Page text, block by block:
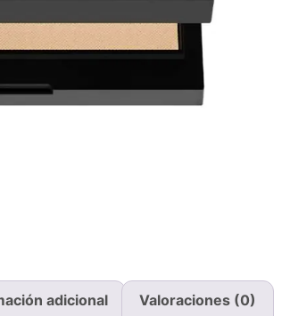
adicional Valoraciones (0)